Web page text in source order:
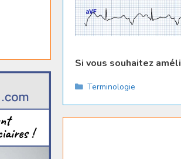
Si vous souhaitez
Catégories
Terminologie